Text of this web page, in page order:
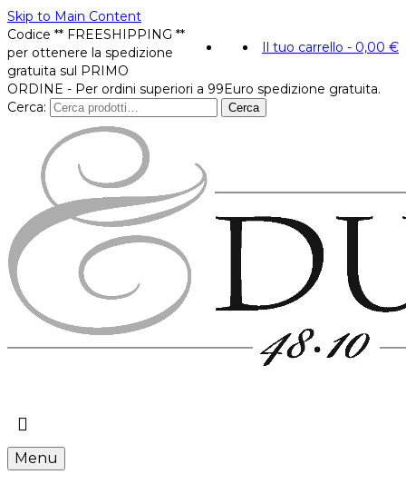
Skip to Main Content
Il tuo carrello - 0,00 €
Codice ** FREESHIPPING **
per ottenere la spedizione
gratuita sul PRIMO
ORDINE - Per ordini superiori a 99Euro spedizione gratuita.
Cerca:
Cerca
Menu